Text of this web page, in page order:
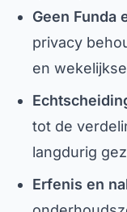
Geen Funda
privacy
en
tot de
langdurig
Erfenis en